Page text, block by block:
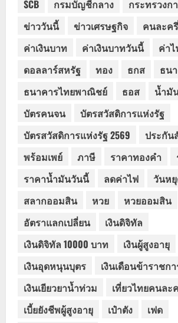
SCB กรมบัญชีกลาง กระทรวงก
ข่าววันนี้
ข่าวเศรษฐกิจ
คนละค
ค่าเงินบาท
ค่าเงินบาทวันนี้
ค่า
ดอลลาร์สหรัฐ
ทอง ธกส
ธน
ธนาคารไทยพาณิชย์
ธอส น้ำมั
บัตรคนจน
บัตรสวัสดิการแห่งรัฐ
บัตรสวัสดิการแห่งรัฐ 2569
ประกัน
พร้อมเพย์
ภาษี ราคาทองคำ
ราคาน้ำมันวันนี้
ลดค่าไฟ
วันห
สลากออมสิน
หวย หวยออมสิน
อัตราแลกเปลี่ยน
เงินดิจิทัล
เงินดิจิทัล 10000 บาท
เงินผู้สูงอายุ
เงินอุดหนุนบุตร
เงินเดือนข้าราชก
เงินเยียวยาน้ำท่วม
เที่ยวไทยคนละ
เบี้ยยังชีพผู้สูงอายุ
เป๋าตัง
เฟด